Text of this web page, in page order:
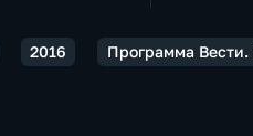
2016 Программа